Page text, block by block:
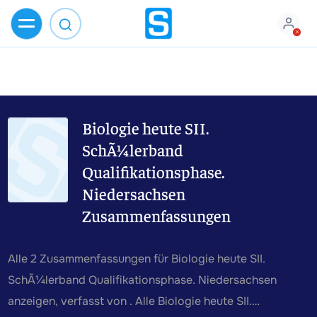
Biologie heute SII.
SchÃ¼lerband
Qualifikationsphase.
Niedersachsen
Zusammenfassungen
Alle 2 Zusammenfassungen für Biologie heute SII.
SchÃ¼lerband Qualifikationsphase. Niedersachsen
anzeigen, verfasst von . Alle Biologie heute SII.